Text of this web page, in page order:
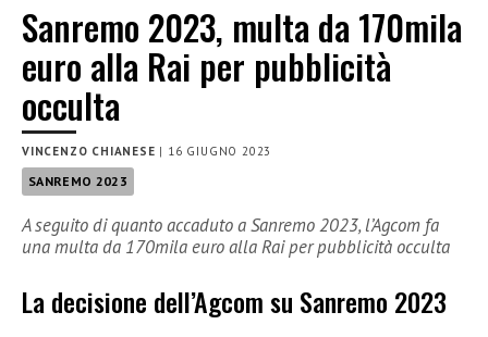
Sanremo 2023, multa da 170mila
euro alla Rai per pubblicità
occulta
VINCENZO CHIANESE | 16 GIUGNO 2023
SANREMO 2023
A seguito di quanto accaduto a Sanremo 2023, l’Agcom fa
una multa da 170mila euro alla Rai per pubblicità occulta
La decisione dell’Agcom su Sanremo 2023